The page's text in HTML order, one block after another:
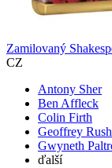
Zamilovaný
CZ
Antony Sher
Ben Affleck
Colin Firth
Geoffrey Rush
Gwyneth
ďalší